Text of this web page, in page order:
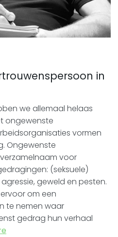
in
we allemaal helaas
ongewenste
vormen
Ongewenste
voor
(seksuele)
geweld en pesten.
om een
te nemen waar
gedrag hun verhaal